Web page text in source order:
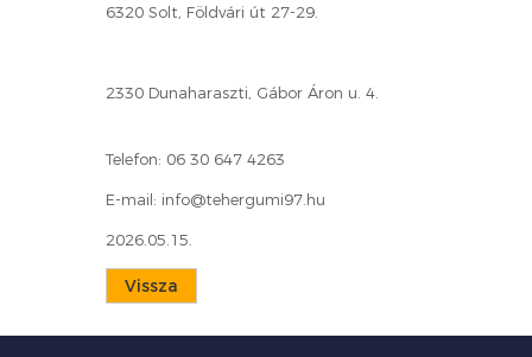
6320 Solt, Földvári út 27-29.
2330 Dunaharaszti, Gábor Áron u. 4.
Telefon: 06 30 647 4263
E-mail: info@tehergumi97.hu
2026.05.15.
Vissza